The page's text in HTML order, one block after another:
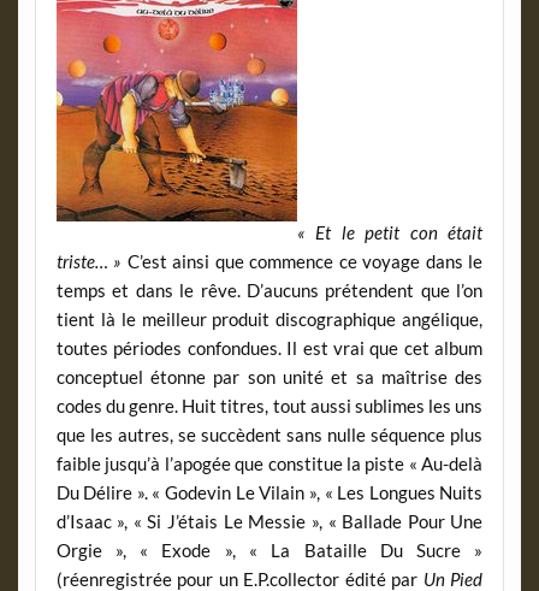
« Et le petit con était
triste… » C’est ainsi que commence ce voyage dans le
temps et dans le rêve. D’aucuns prétendent que l’on
tient là le meilleur produit discographique angélique,
toutes périodes confondues. Il est vrai que cet album
conceptuel étonne par son unité et sa maîtrise des
codes du genre. Huit titres, tout aussi sublimes les uns
que les autres, se succèdent sans nulle séquence plus
faible jusqu’à l’apogée que constitue la piste « Au-delà
Du Délire ». « Godevin Le Vilain », « Les Longues Nuits
d’Isaac », « Si J’étais Le Messie », « Ballade Pour Une
Orgie », « Exode », « La Bataille Du Sucre »
(réenregistrée pour un E.P.collector édité par Un Pied